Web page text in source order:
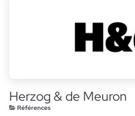
Herzog & de Meuron
Références